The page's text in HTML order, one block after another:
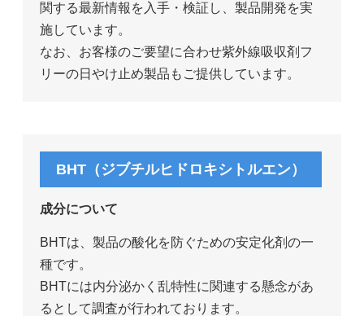
関する最新情報を入手・検証し、製品開発を実
施しています。
なお、お客様のご要望に合わせ紫外線吸収剤フ
リーの日やけ止め製品もご提供しています。
BHT（ジブチルヒドロキシトルエン）
成分について
BHTは、製品の酸化を防ぐための安定化剤の一
種です。
BHTには内分泌かく乱特性に関連する懸念があ
るとして調査が行われております。